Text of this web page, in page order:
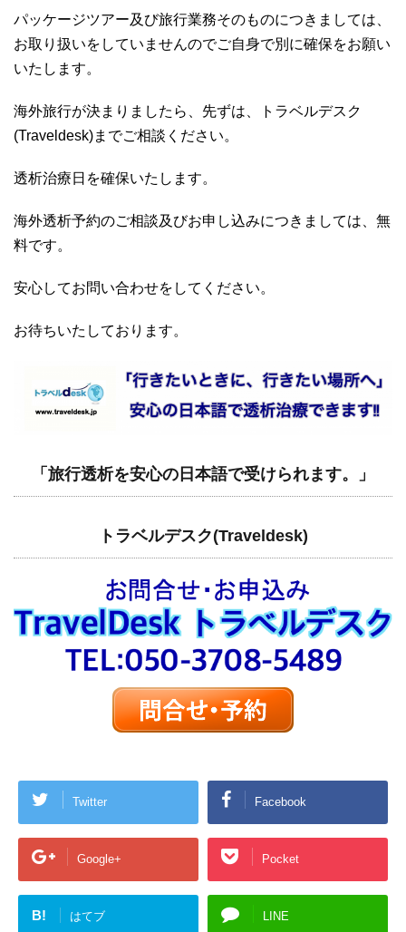
パッケージツアー及び旅行業務そのものにつきましては、
お取り扱いをしていませんのでご自身で別に確保をお願い
いたします。
海外旅行が決まりましたら、先ずは、トラベルデスク
(Traveldesk)までご相談ください。
透析治療日を確保いたします。
海外透析予約のご相談及びお申し込みにつきましては、無
料です。
安心してお問い合わせをしてください。
お待ちいたしております。
「旅行透析を安心の日本語で受けられます。」
トラベルデスク(Traveldesk)
Twitter Facebook
Google+ Pocket
B! はてブ LINE